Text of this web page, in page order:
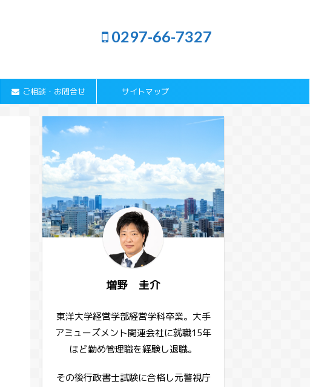
0297-66-7327
ご相談・お問合せ サイトマップ
増野 圭介
東洋大学経営学部経営学科卒業。大手
アミューズメント関連会社に就職15年
ほど勤め管理職を経験し退職。
その後行政書士試験に合格し元警視庁